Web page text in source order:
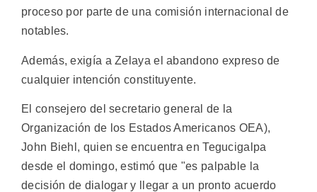
proceso por parte de una comisión internacional de
notables.
Además, exigía a Zelaya el abandono expreso de
cualquier intención constituyente.
El consejero del secretario general de la
Organización de los Estados Americanos OEA),
John Biehl, quien se encuentra en Tegucigalpa
desde el domingo, estimó que "es palpable la
decisión de dialogar y llegar a un pronto acuerdo